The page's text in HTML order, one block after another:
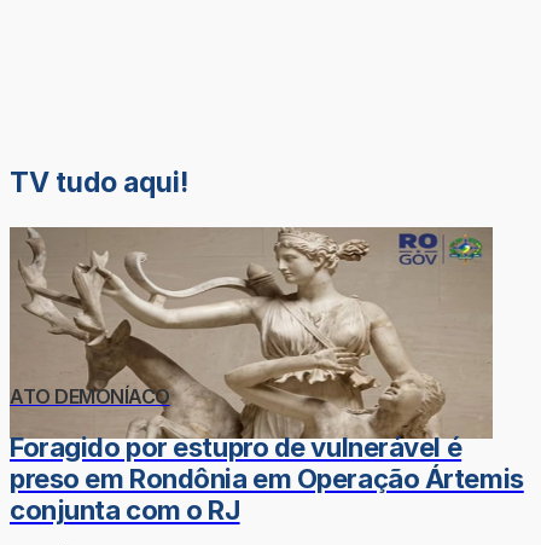
TV tudo aqui!
ATO DEMONÍACO
Foragido por estupro de vulnerável é
preso em Rondônia em Operação Ártemis
conjunta com o RJ